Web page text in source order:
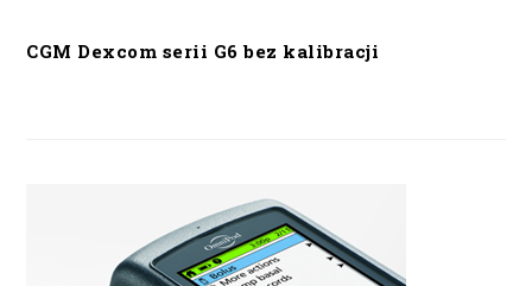
CGM Dexcom serii G6 bez kalibracji